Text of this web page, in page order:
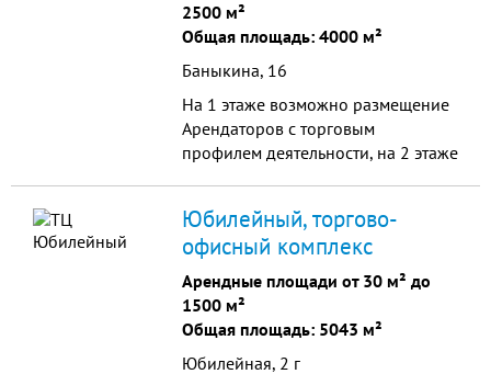
2500 м²
Общая площадь: 4000 м²
Баныкина, 16
На 1 этаже возможно размещение
Арендаторов с торговым
профилем деятельности, на 2 этаже
профилем деятельности или Call-
центра (в формате open-space). На
3 этаже размещаются офисы
Юбилейный, торгово-
офисный комплекс
Арендные площади от 30 м² до
1500 м²
Общая площадь: 5043 м²
Юбилейная, 2 г